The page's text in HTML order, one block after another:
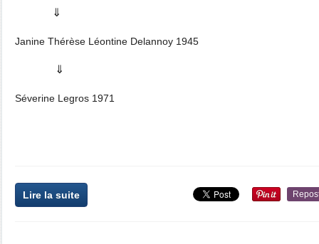
⇓
Janine Thérèse Léontine Delannoy 1945
⇓
Séverine Legros 1971
Lire la suite